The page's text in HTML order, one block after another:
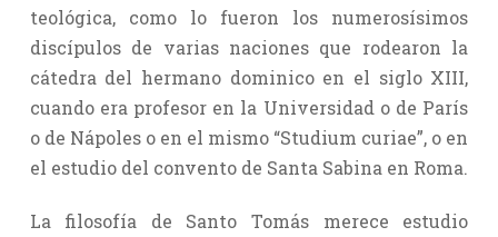
teológica, como lo fueron los numerosísimos
discípulos de varias naciones que rodearon la
cátedra del hermano dominico en el siglo XIII,
cuando era profesor en la Universidad o de París
o de Nápoles o en el mismo “Studium curiae”, o en
el estudio del convento de Santa Sabina en Roma.
La filosofía de Santo Tomás merece estudio